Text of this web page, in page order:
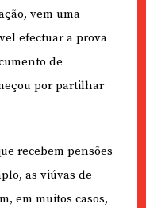
vem uma
efectuar a prova
de
por partilhar
recebem pensões
as viúvas de
em muitos casos,